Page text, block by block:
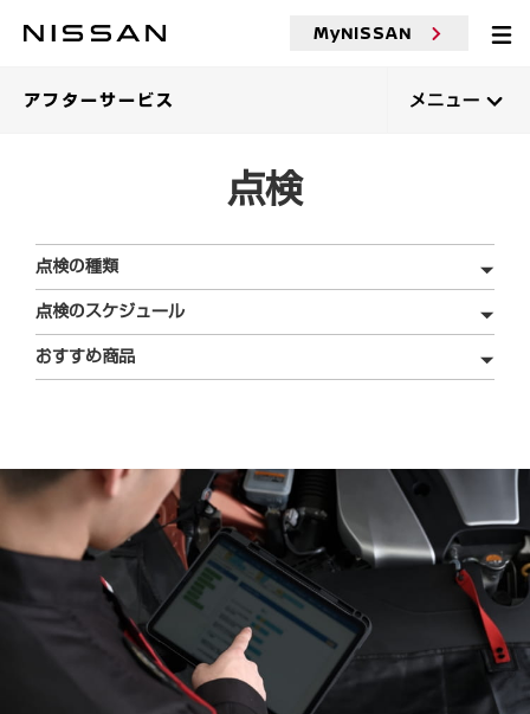
MyNISSAN
アフターサービス メニュー
点検
点検の種類
点検のスケジュール
おすすめ商品